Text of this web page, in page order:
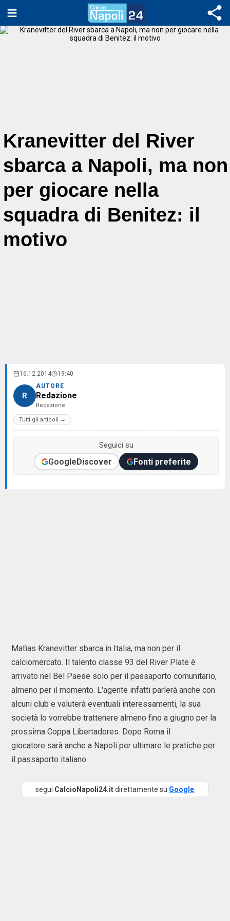
Kranevitter del River
sbarca a Napoli, ma non
per giocare nella
squadra di Benitez: il
motivo
16.12.2014 19:40
R
AUTORE
Redazione
Redazione
Tutti gli articoli →
Seguici su
GoogleDiscover Fonti preferite
Matìas Kranevitter sbarca in Italia, ma non per il
calciomercato. Il talento classe 93 del River Plate è
arrivato nel Bel Paese solo per il passaporto comunitario,
almeno per il momento. L'agente infatti parlerà anche con
alcuni club e valuterà eventuali interessamenti, la sua
società lo vorrebbe trattenere almeno fino a giugno per la
prossima Coppa Libertadores. Dopo Roma il
giocatore sarà anche a Napoli per ultimare le pratiche per
il passaporto italiano.
segui CalcioNapoli24.itdirettamente su Google